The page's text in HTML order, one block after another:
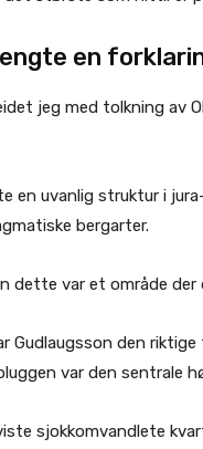
en
jeg med tolkning av
en uvanlig struktur i
bergarter.
dette var et område
Gudlaugsson den
var den sentrale
sjokkomvandlete